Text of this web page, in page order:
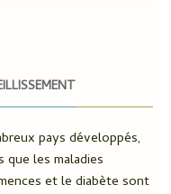
pays développés,
les maladies
et le diabète sont